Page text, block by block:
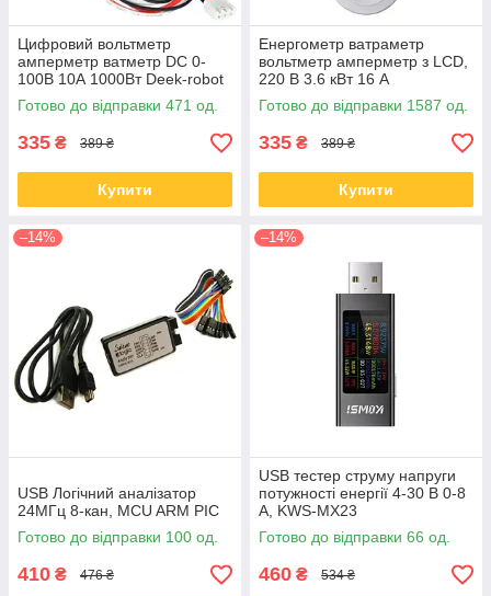
Цифровий вольтметр
амперметр ватметр DC 0-
100В 10А 1000Вт Deek-robot
Готово до відправки 471 од.
335 ₴ 389 ₴
Купити
Енергометр ватраметр
вольтметр амперметр з LCD,
220 В 3.6 кВт 16 А
Готово до відправки 1587 од.
335 ₴ 389 ₴
Купити
–14%
USB Логічний аналізатор
24МГц 8-кан, MCU ARM PIC
Готово до відправки 100 од.
410 ₴ 476 ₴
–14%
USB тестер струму напруги
потужності енергії 4-30 В 0-8
А, KWS-MX23
Готово до відправки 66 од.
460 ₴ 534 ₴